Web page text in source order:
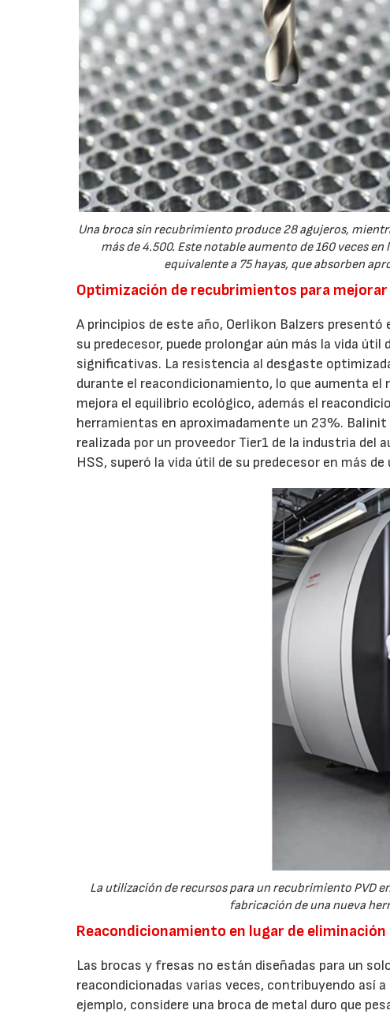
Una broca sin recubrimiento produce 28 agujeros,
más de 4.500. Este notable aumento de 160 veces
equivalente a 75 hayas, que absorben
Optimización de recubrimientos para
A principios de este año, Oerlikon Balzers
su predecesor, puede prolongar aún más la vida
significativas. La resistencia al desgaste
durante el reacondicionamiento, lo que aumenta
mejora el equilibrio ecológico, además el
herramientas en aproximadamente un 23%. Balinit
realizada por un proveedor Tier1 de la industria del
HSS, superó la vida útil de su predecesor en más de
La utilización de recursos para un recubrimiento PVD
fabricación de una nueva
Reacondicionamiento en lugar de eliminación
Las brocas y fresas no están diseñadas para un
reacondicionadas varias veces, contribuyendo así
ejemplo, considere una broca de metal duro que